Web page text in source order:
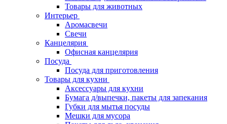
Товары для животных
Интерьер
Аромасвечи
Свечи
Канцелярия
Офисная канцелярия
Посуда
Посуда для приготовления
Товары для кухни
Аксессуары для кухни
Бумага д/выпечки, пакеты для запекания
Губки для мытья посуды
Мешки для мусора